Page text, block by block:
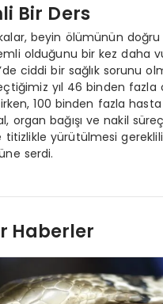
Bir Ders
beyin ölümünün
olduğunu bir kez daha
ciddi bir sağlık sorunu
yıl 46 binden fazla
100 binden fazla
organ bağışı ve nakil
titizlikle yürütülmesi
serdi.
Haberler